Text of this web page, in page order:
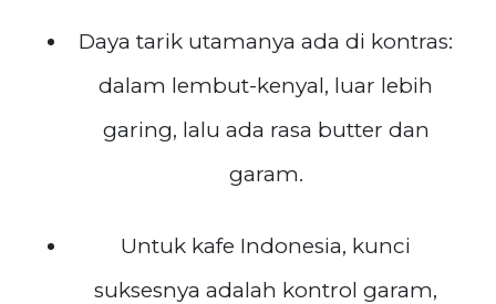
Daya tarik utamanya ada di kontras:
dalam lembut-kenyal, luar lebih
garing, lalu ada rasa butter dan
garam.
Untuk kafe Indonesia, kunci
suksesnya adalah kontrol garam,